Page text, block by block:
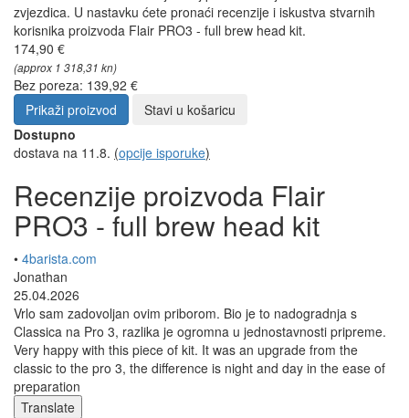
zvjezdica. U nastavku ćete pronaći recenzije i iskustva stvarnih
korisnika proizvoda Flair PRO3 - full brew head kit.
174,90 €
(approx 1 318,31 kn)
Bez poreza: 139,92 €
Prikaži proizvod
Stavi u košaricu
Dostupno
dostava na 11.8. (opcije isporuke)
Recenzije proizvoda Flair
PRO3 - full brew head kit
• 4barista.com
Jonathan
25.04.2026
Vrlo sam zadovoljan ovim priborom. Bio je to nadogradnja s
Classica na Pro 3, razlika je ogromna u jednostavnosti pripreme.
Very happy with this piece of kit. It was an upgrade from the
classic to the pro 3, the difference is night and day in the ease of
preparation
Translate